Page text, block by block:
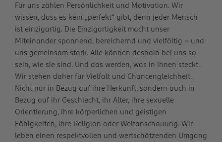
Für uns zählen Persönlichkeit und Motivation. Wir
wissen, dass es kein „perfekt“ gibt, denn jeder Mensch
ist einzigartig. Die Einzigartigkeit macht unser
Miteinander spannend, bereichernd und vielfältig – und
uns gemeinsam stark. Alle können deshalb bei uns so
sein, wie sie sind. Und das werden, was in ihnen steckt.
Wir stehen daher für Vielfalt und Chancengleichheit.
Nicht nur in Bezug auf ihre Herkunft, sondern auch in
Bezug auf ihr Geschlecht, ihr Alter, ihre sexuelle
Orientierung, ihre körperlichen und geistigen
Fähigkeiten, ihre Religion oder Weltanschauung. Wir
leben einen respektvollen und wertschätzenden Umgang